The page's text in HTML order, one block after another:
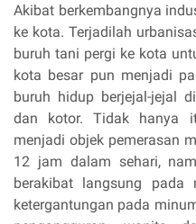
Akibat berkembangnya
ke kota. Terjadilah
buruh tani pergi ke kota
kota besar pun menjadi
buruh hidup berjejal-jejal
dan kotor. Tidak hanya
menjadi objek pemerasan
12 jam dalam sehari,
berakibat langsung pada
ketergantungan pada